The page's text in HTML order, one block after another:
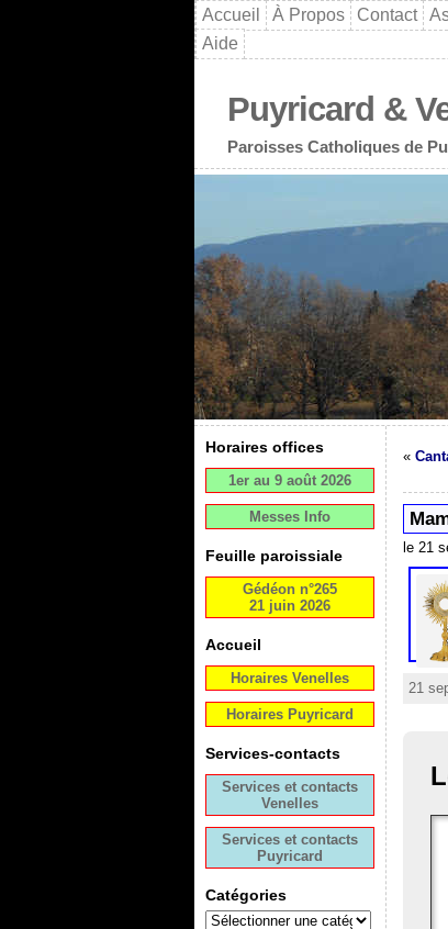
Accueil À Propos Contact
Aide
Puyricard &
Paroisses Catholiques de
Horaires offices
1er au 9 août 2026
Messes Info
Feuille paroissiale
Gédéon n°265
21 juin 2026
Accueil
Horaires Venelles
Horaires Puyricard
Services-contacts
Services et contacts
Venelles
Services et contacts
Puyricard
Catégories
«
le 21
21